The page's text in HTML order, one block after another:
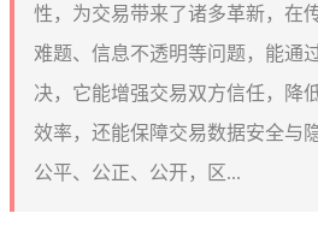
性，为交易带来了诸多革新，在
难题、信息不透明等问题，能通
决，它能增强交易双方信任，降
效率，还能保障交易数据安全与
公平、公正、公开，区...